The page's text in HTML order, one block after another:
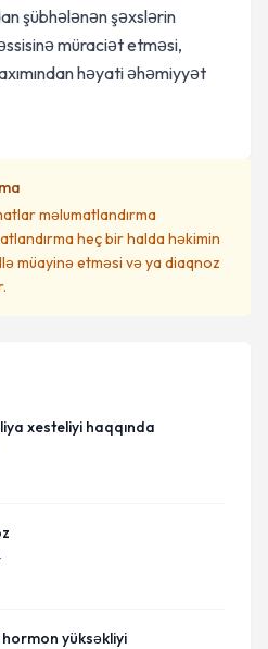
şübhələnən şəxslərin
müraciət etməsi,
həyati əhəmiyyət
məlumatlandırma
heç bir halda həkimin
müayinə etməsi və ya diaqnoz
xesteliyi haqqında
yüksəkliyi